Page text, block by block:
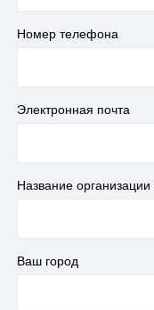
Номер телефона
Электронная почта
Название
Ваш город